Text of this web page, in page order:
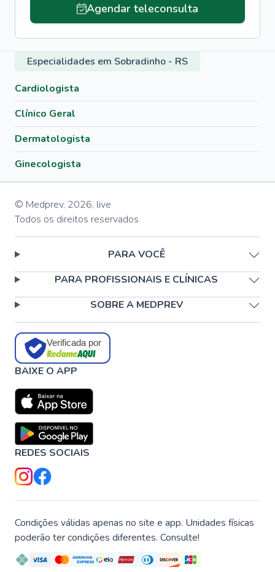
Agendar teleconsulta
Especialidades em Sobradinho - RS
Cardiologista
Clínico Geral
Dermatologista
Ginecologista
© Medprev, 2026, live
Todos os direitos reservados
PARA VOCÊ
PARA PROFISSIONAIS E CLÍNICAS
SOBRE A MEDPREV
Verificada por
BAIXE O APP
REDES SOCIAIS
Condições válidas apenas no site e app. Unidades físicas
poderão ter condições diferentes. Consulte!